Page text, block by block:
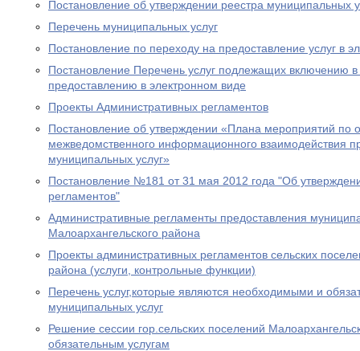
Постановление об утверждении реестра муниципальных
Перечень муниципальных услуг
Постановление по переходу на предоставление услуг в
Постановление Перечень услуг подлежащих включению в
предоставлению в электронном виде
Проекты Административных регламентов
Постановление об утверждении «Плана мероприятий по
межведомственного информационного взаимодействия
муниципальных услуг»
Постановление №181 от 31 мая 2012 года "Об
регламентов"
Административные регламенты предоставления
Малоархангельского района
Проекты административных регламентов сельских
района (услуги, контрольные функции)
Перечень услуг,которые являются необходимыми и
муниципальных услуг
Решение сессии гор.сельских поселений
обязательным услугам